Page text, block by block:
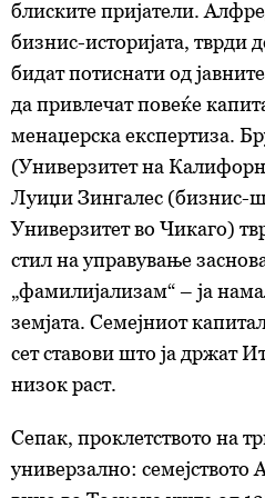
блиските пријатели.
бизнис-историјата, тврди
бидат потиснати од
да привлечат повеќе
менаџерска експертиза.
(Универзитет на
Луиџи Зингалес (бизнис-
Универзитет во Чикаго)
стил на управување
„фамилијализам“ – ја
земјата. Семејниот
сет ставови што ја држат
низок раст.
Сепак, проклетството на
универзално: семејството